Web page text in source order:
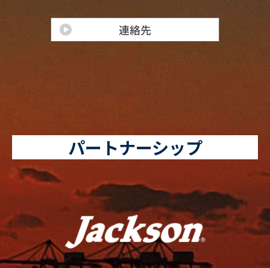
パートナーシップ